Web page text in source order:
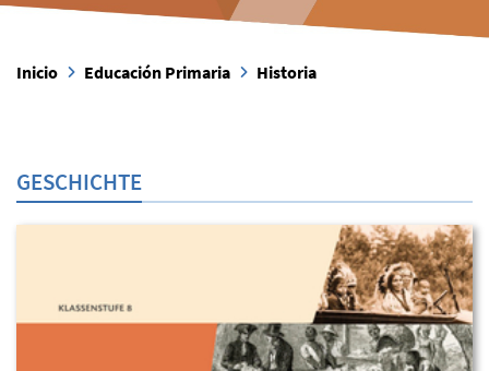
Inicio Educación Primaria Historia
GESCHICHTE